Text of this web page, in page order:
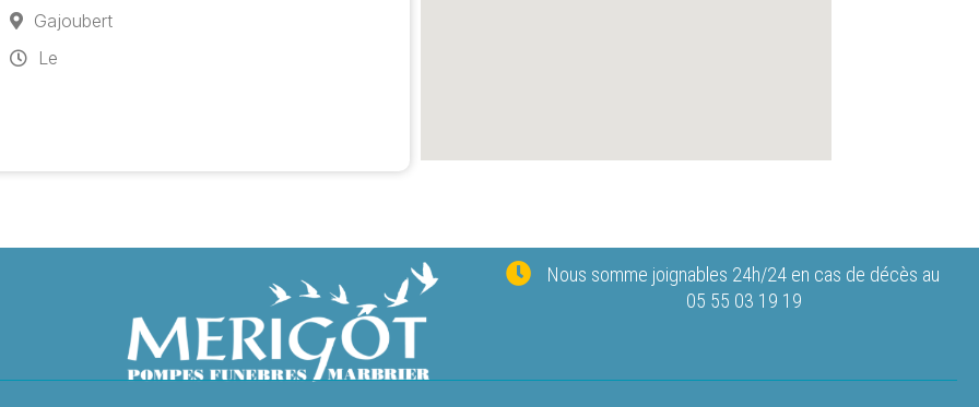
Gajoubert
Le
Nous somme joignables 24h/24 en cas de décès au
05 55 03 19 19